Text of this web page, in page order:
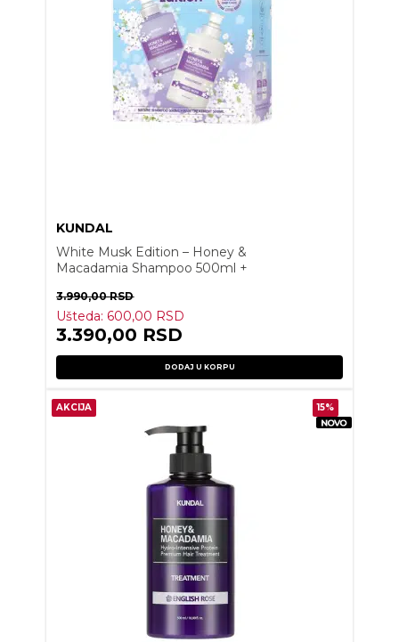
KUNDAL
White Musk Edition – Honey &
Macadamia Shampoo 500ml +
3.990,00RSD
Ušteda: 600,00 RSD
3.390,00 RSD
DODAJ U KORPU
AKCIJA 15%